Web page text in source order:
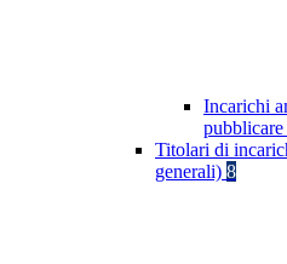
Incarichi
Titolari di
generali) 8